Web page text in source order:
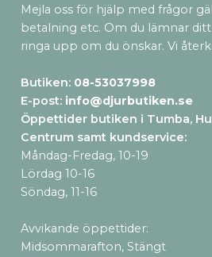
Mejla oss för hjälp med frågor
betalning etc. Om du lämnar
ringa upp om du önskar. Vi
Butiken: 08-53037998
E-post: info@djurbutiken.se
Öppettider butiken i Tumba,
Centrum samt kundservice:
Måndag-Fredag, 10-19
Lördag 10-16
Söndag, 11-16
Avvikande öppettider:
Midsommarafton, Stängt